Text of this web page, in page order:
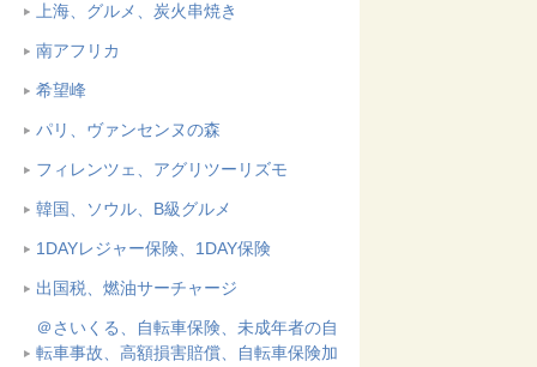
上海、グルメ、炭火串焼き
南アフリカ
希望峰
パリ、ヴァンセンヌの森
フィレンツェ、アグリツーリズモ
韓国、ソウル、B級グルメ
1DAYレジャー保険、1DAY保険
出国税、燃油サーチャージ
＠さいくる、自転車保険、未成年者の自
転車事故、高額損害賠償、自転車保険加